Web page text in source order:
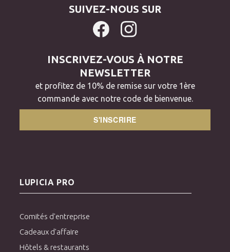
SUIVEZ-NOUS SUR
INSCRIVEZ-VOUS À NOTRE
NEWSLETTER
et profitez de 10% de remise sur votre 1ère
commande avec notre code de bienvenue.
S'INSCRIRE
LUPICIA PRO
Comités d'entreprise
Cadeaux d'affaire
Hôtels & restaurants